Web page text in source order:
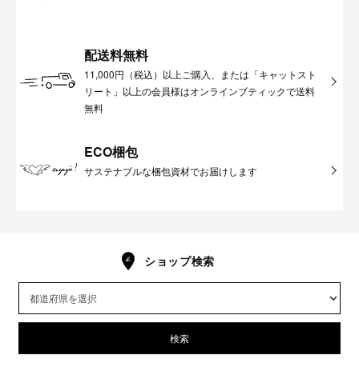
配送料無料
11,000円（税込）以上ご購入、または「キャットスト
リート」以上の会員様はオンラインブティックで送料
無料
ECO梱包
サステナブルな梱包資材でお届けします
ショップ検索
検索